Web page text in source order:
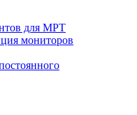
для МРТ
мониторов